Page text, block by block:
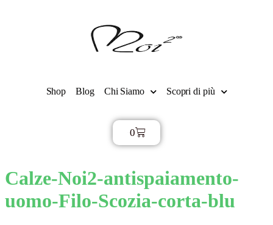
Shop Blog Chi Siamo Scopri di più
0
Calze-Noi2-antispaiamento-
uomo-Filo-Scozia-corta-blu